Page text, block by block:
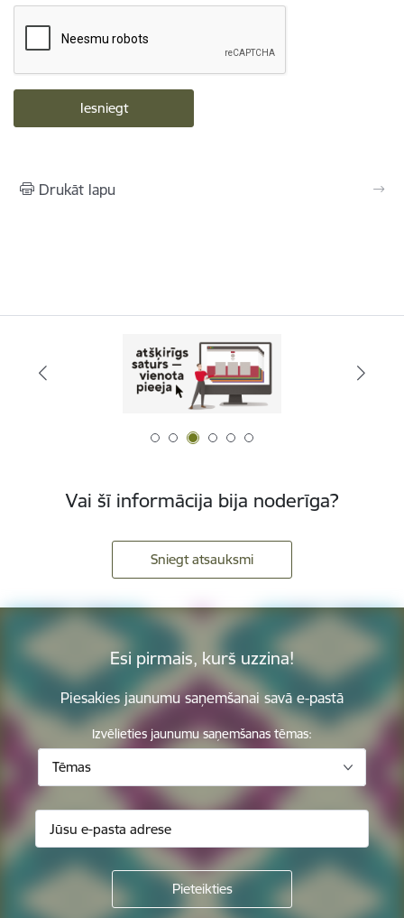
Drukāt lapu
Vai šī informācija bija noderīga?
Sniegt atsauksmi
Esi pirmais, kurš uzzina!
Piesakies jaunumu saņemšanai savā e-pastā
Izvēlieties jaunumu saņemšanas tēmas:
Tēmas